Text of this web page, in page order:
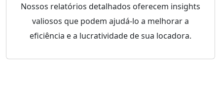
Nossos relatórios detalhados oferecem insights
valiosos que podem ajudá-lo a melhorar a
eficiência e a lucratividade de sua locadora.